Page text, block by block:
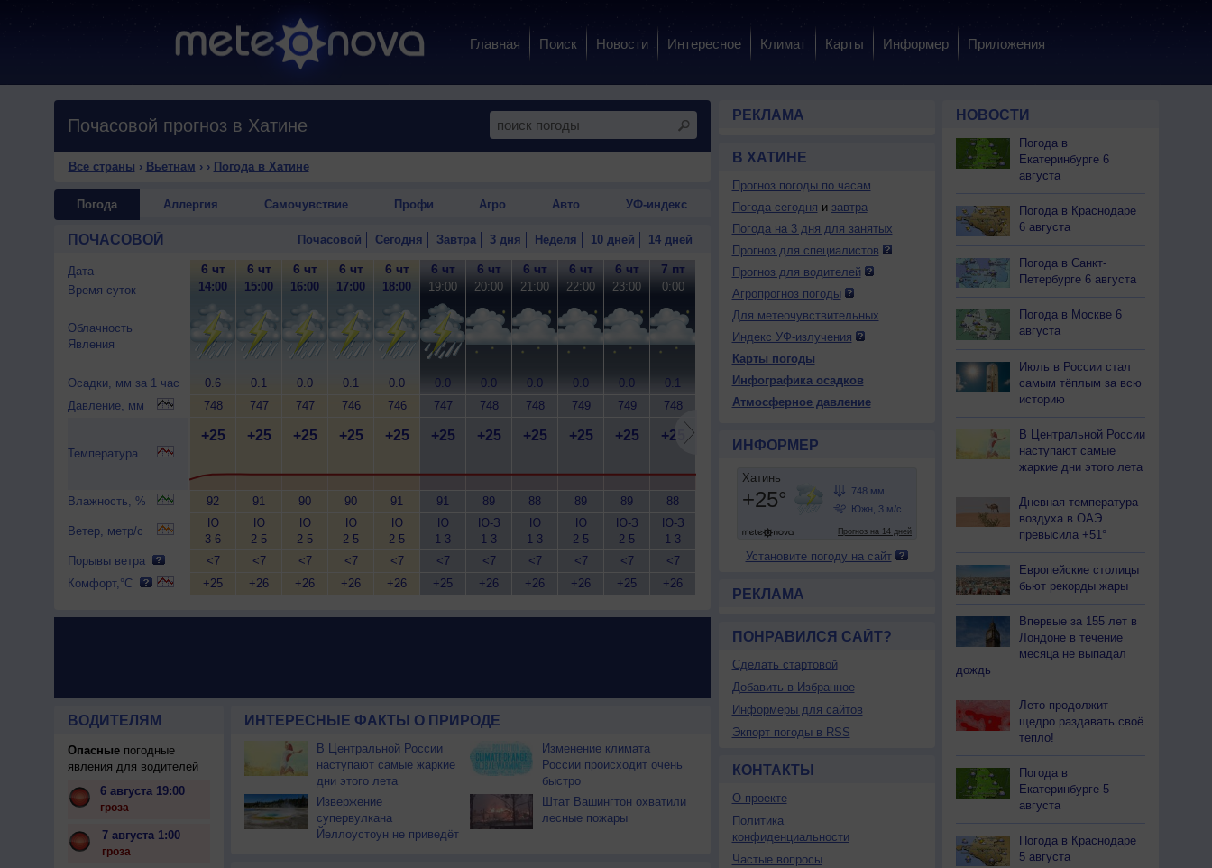
Главная Поиск Новости Интересное Климат Карты Информер Приложения
Почасовой прогноз в Хатине
Все страны › Вьетнам › › Погода в Хатине
Погода Аллергия Самочувствие Профи Агро Авто УФ-индекс
ПОЧАСОВОЙ Почасовой Сегодня Завтра 3 дня Неделя 10 дней 14 дней
Дата
Время суток
Облачность
Явления
Осадки, мм за 1 час
Давление, мм
Температура
Влажность, %
Ветер, метр/с
Порывы ветра
Комфорт,°C
6 чт
14:00
0.6
748
+25
92
Ю
3-6
<7
+25
6 чт
15:00
0.1
747
+25
91
Ю
2-5
<7
+26
6 чт
16:00
0.0
747
+25
90
Ю
2-5
<7
+26
6 чт
17:00
0.1
746
+25
90
Ю
2-5
<7
+26
6 чт
18:00
0.0
746
+25
91
Ю
2-5
<7
+26
6 чт
19:00
0.0
747
+25
91
Ю
1-3
<7
+25
6 чт
20:00
0.0
748
+25
89
Ю-З
1-3
<7
+26
6 чт
21:00
0.0
748
+25
88
Ю
1-3
<7
+26
6 чт
22:00
0.0
749
+25
89
Ю
2-5
<7
+26
6 чт
23:00
0.0
749
+25
89
Ю-З
2-5
<7
+25
7 пт
0:00
0.1
748
+25
88
Ю-З
1-3
<7
+26
7 пт
0.1
748
90
1-3
<7
7 пт
0.1
747
91
<7
7 пт
4:00
0.0
747
1-3
<7
1-3
<7
6:00
+24
7 пт
7:00
0.1
+25
88
Ю-З
+26
7 пт
8:00
0.1
748
+26
87
Ю-З
2-5
+27
7 пт
9:00
0.0
+26
88
Ю-З
2-5
+27
10:00
0.1
+26
83
+29
ВОДИТЕЛЯМ
Опасныепогодные
явления для водителей
6 августа 19:00
гроза
7 августа 1:00
гроза
ИНТЕРЕСНЫЕ ФАКТЫ О ПРИРОДЕ
В Центральной России
наступают самые жаркие
дни этого лета
Изменение климата
России происходит очень
быстро
Извержение
супервулкана
Йеллоустоун не приведёт
Штат Вашингтон охватили
лесные пожары
РЕКЛАМА
В ХАТИНЕ
Прогноз погоды по часам
Погода сегодня и завтра
Погода на 3 дня для занятых
Прогноз для специалистов
Прогноз для водителей
Агропрогноз погоды
Для метеочувствительных
Индекс УФ-излучения
Карты погоды
Инфографика осадков
Атмосферное давление
ИНФОРМЕР
Установите погоду на сайт
РЕКЛАМА
ПОНРАВИЛСЯ САЙТ?
Сделать стартовой
Добавить в Избранное
Информеры для сайтов
Экпорт погоды в RSS
КОНТАКТЫ
О проекте
Политика
конфиденциальности
Частые вопросы
НОВОСТИ
Погода в
Екатеринбурге 6
августа
Погода в Краснодаре
6 августа
Погода в Санкт-
Петербурге 6 августа
Погода в Москве 6
августа
Июль в России стал
самым тёплым за всю
историю
В Центральной России
наступают самые
жаркие дни этого лета
Дневная температура
воздуха в ОАЭ
превысила +51°
Европейские столицы
бьют рекорды жары
Впервые за 155 лет в
Лондоне в течение
месяца не выпадал
дождь
Лето продолжит
щедро раздавать своё
тепло!
Погода в
Екатеринбурге 5
августа
Погода в Краснодаре
5 августа